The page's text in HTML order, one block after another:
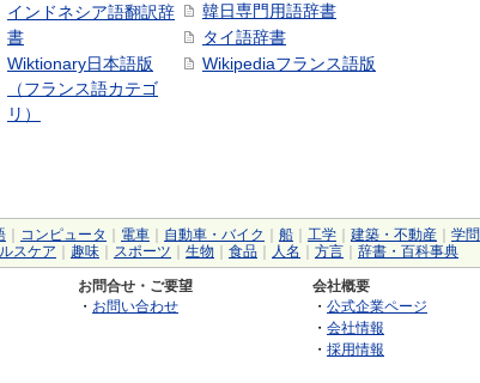
インドネシア語翻訳辞
書
Wiktionary日本語版
（フランス語カテゴ
リ）
韓日専門用語辞書
タイ語辞書
Wikipediaフランス語版
コンピュータ 電車 自動車・バイク 船 工学 建築・不動産
学問
スケア 趣味 スポーツ 生物 食品 人名 方言 辞書・百科事典
お問合せ・ご要望
・ お問い合わせ
会社概要
・ 公式企業ページ
・ 会社情報
・ 採用情報